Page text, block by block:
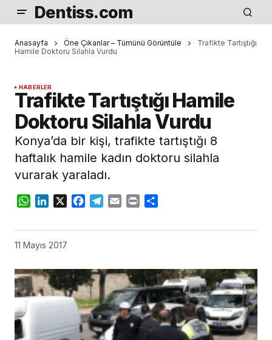
Dentiss.com
Anasayfa Öne Çıkanlar – Tümünü Görüntüle
Trafikte Tartıştığı
Hamile Doktoru Silahla Vurdu
HABERLER
Trafikte Tartıştığı Hamile
Doktoru Silahla Vurdu
Konya’da bir kişi, trafikte tartıştığı 8
haftalık hamile kadın doktoru silahla
vurarak yaraladı.
WhatsApp
LinkedIn
X Facebook
Telegram
Email Print
11 Mayıs 2017